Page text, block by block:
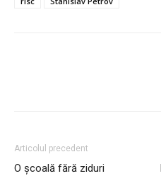
Articolul precedent
O școală fără ziduri